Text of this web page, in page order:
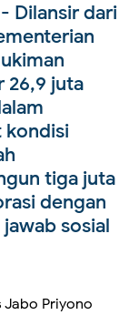
Dilansir dari
26,9 juta
kondisi
tiga juta
dengan
sosial
Jabo Priyono